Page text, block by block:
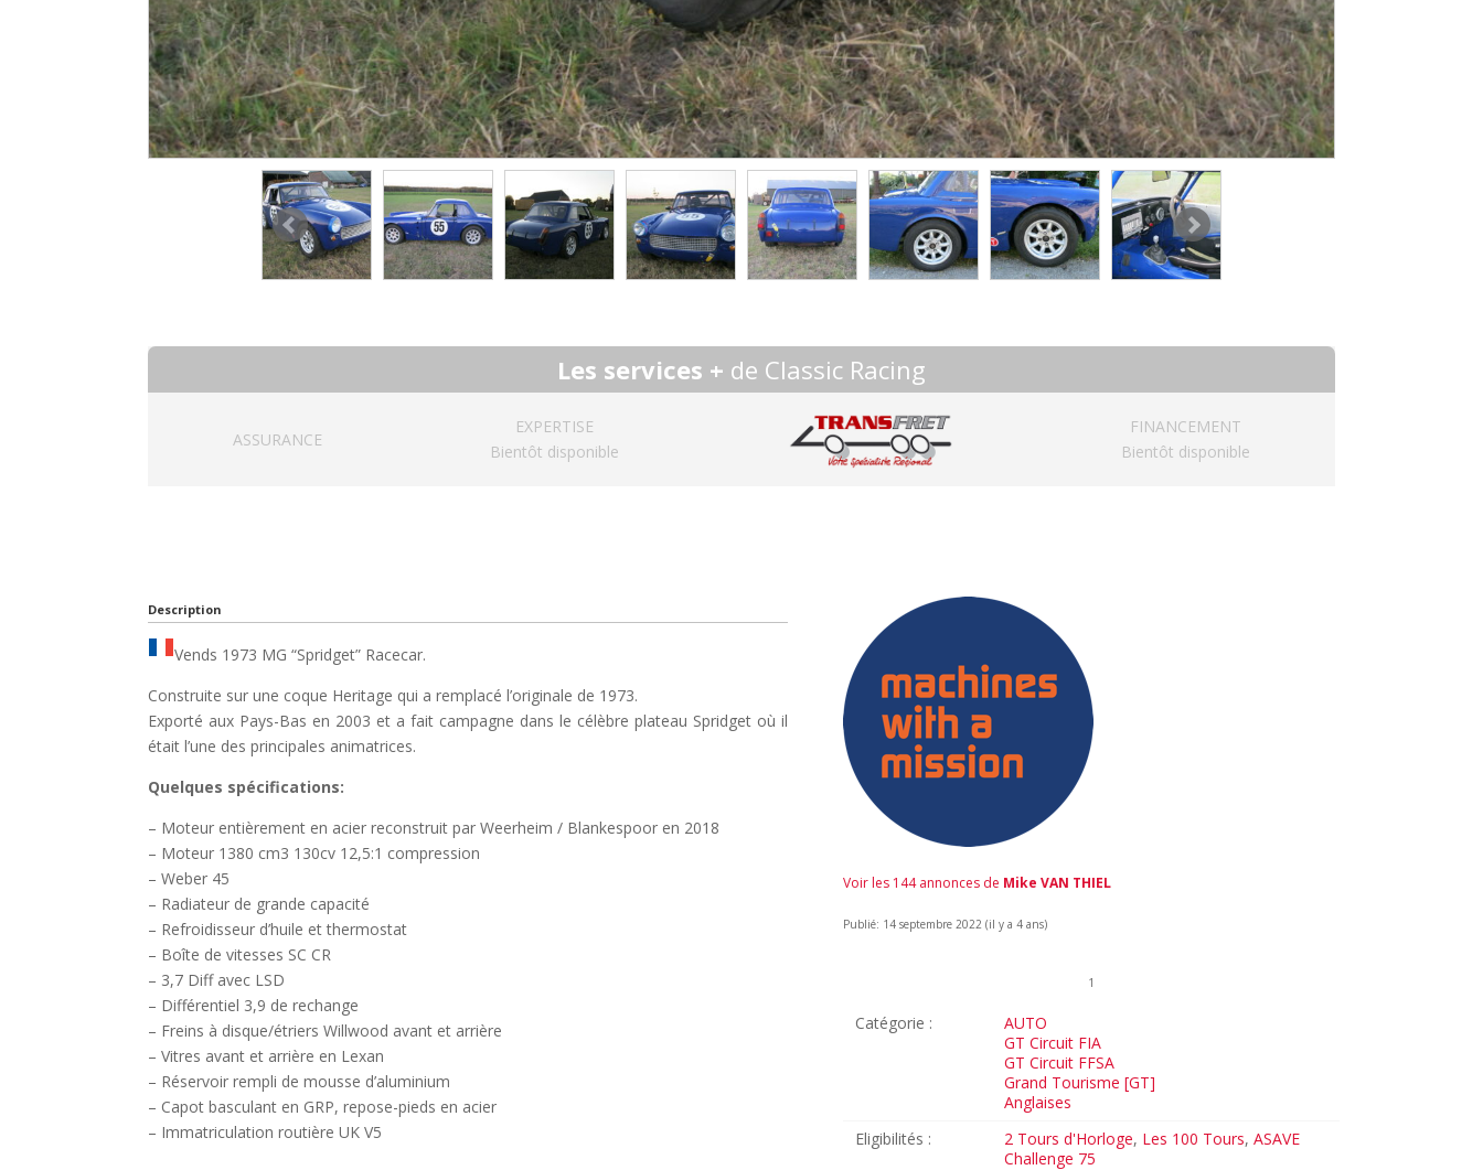
Les services + de Classic Racing
ASSURANCE
EXPERTISE
Bientôt disponible
FINANCEMENT
Bientôt disponible
Description
Vends 1973 MG “Spridget” Racecar.
Construite sur une coque Heritage qui a remplacé l’originale de 1973.
Exporté aux Pays-Bas en 2003 et a fait campagne dans le célèbre plateau Spridget où il
était l’une des principales animatrices.
Quelques spécifications:
– Moteur entièrement en acier reconstruit par Weerheim / Blankespoor en 2018
– Moteur 1380 cm3 130cv 12,5:1 compression
– Weber 45
– Radiateur de grande capacité
– Refroidisseur d’huile et thermostat
– Boîte de vitesses SC CR
– 3,7 Diff avec LSD
– Différentiel 3,9 de rechange
– Freins à disque/étriers Willwood avant et arrière
– Vitres avant et arrière en Lexan
– Réservoir rempli de mousse d’aluminium
– Capot basculant en GRP, repose-pieds en acier
– Immatriculation routière UK V5
Voir les 144 annonces de Mike VAN THIEL
Publié: 14 septembre 2022 (il y a 4 ans)
1
Catégorie :
AUTO
GT Circuit FIA
GT Circuit FFSA
Grand Tourisme [GT]
Anglaises
Eligibilités :
2 Tours d'Horloge, Les 100 Tours, ASAVE
Challenge 75